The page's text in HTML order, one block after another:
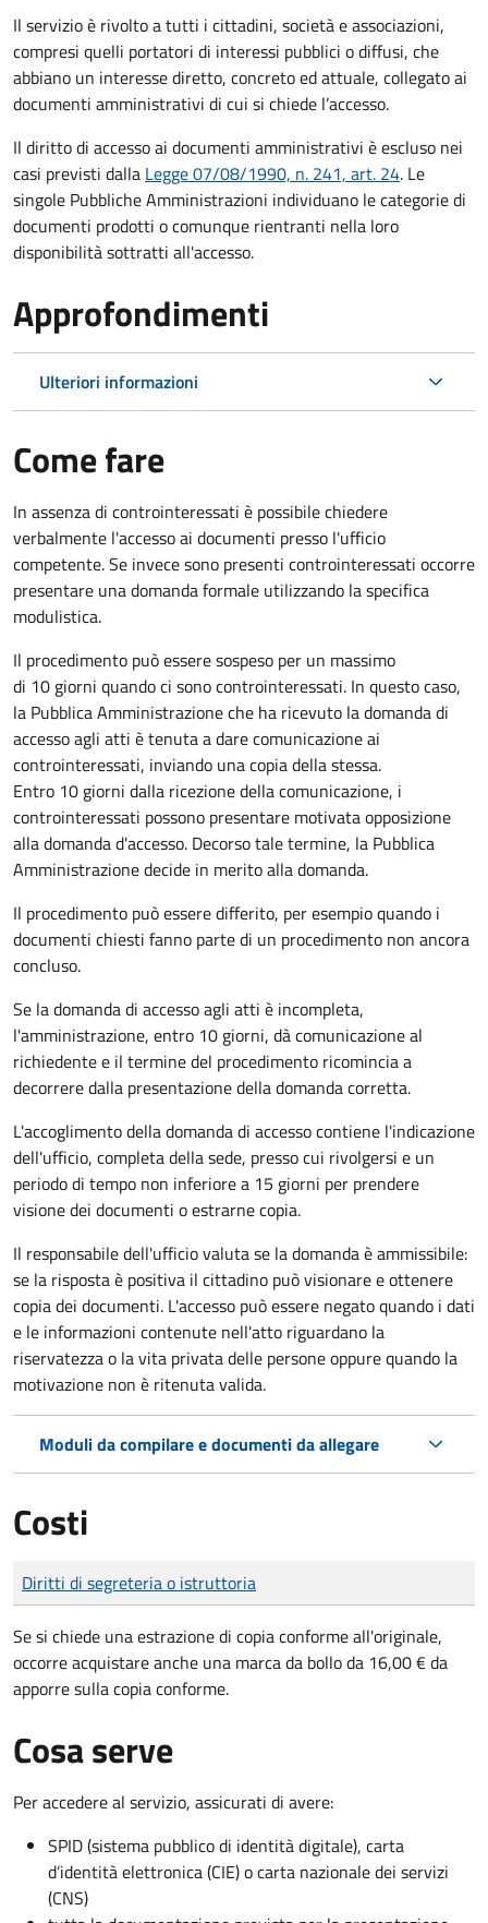
Il servizio è rivolto a tutti i cittadini, società e associazioni,
compresi quelli portatori di interessi pubblici o diffusi, che
abbiano un interesse diretto, concreto ed attuale, collegato ai
documenti amministrativi di cui si chiede l’accesso.
Il diritto di accesso ai documenti amministrativi è escluso nei
casi previsti dalla Legge 07/08/1990, n. 241, art. 24. Le
singole Pubbliche Amministrazioni individuano le categorie di
documenti prodotti o comunque rientranti nella loro
disponibilità sottratti all'accesso.
Approfondimenti
Ulteriori informazioni
Come fare
In assenza di controinteressati è possibile chiedere
verbalmente l'accesso ai documenti presso l'ufficio
competente. Se invece sono presenti controinteressati occorre
presentare una domanda formale utilizzando la specifica
modulistica.
Il procedimento può essere sospeso per un massimo
di 10 giorni quando ci sono controinteressati. In questo caso,
la Pubblica Amministrazione che ha ricevuto la domanda di
accesso agli atti è tenuta a dare comunicazione ai
controinteressati, inviando una copia della stessa.
Entro 10 giorni dalla ricezione della comunicazione, i
controinteressati possono presentare motivata opposizione
alla domanda d'accesso. Decorso tale termine, la Pubblica
Amministrazione decide in merito alla domanda.
Il procedimento può essere differito, per esempio quando i
documenti chiesti fanno parte di un procedimento non ancora
concluso.
Se la domanda di accesso agli atti è incompleta,
l'amministrazione, entro 10 giorni, dà comunicazione al
richiedente e il termine del procedimento ricomincia a
decorrere dalla presentazione della domanda corretta.
L'accoglimento della domanda di accesso contiene l'indicazione
dell'ufficio, completa della sede, presso cui rivolgersi e un
periodo di tempo non inferiore a 15 giorni per prendere
visione dei documenti o estrarne copia.
Il responsabile dell'ufficio valuta se la domanda è ammissibile:
se la risposta è positiva il cittadino può visionare e ottenere
copia dei documenti. L'accesso può essere negato quando i dati
e le informazioni contenute nell'atto riguardano la
riservatezza o la vita privata delle persone oppure quando la
motivazione non è ritenuta valida.
Moduli da compilare e documenti da allegare
Costi
Tipo di pagamento
Importo
Diritti di segreteria o istruttoria
Se si chiede una estrazione di copia conforme all'originale,
occorre acquistare anche una marca da bollo da 16,00 € da
apporre sulla copia conforme.
Cosa serve
Per accedere al servizio, assicurati di avere:
SPID (sistema pubblico di identità digitale), carta
d’identità elettronica (CIE) o carta nazionale dei servizi
(CNS)